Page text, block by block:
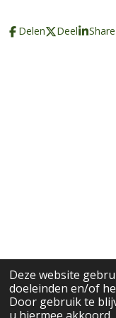
Deze website
doeleinden en/of
Door gebruik te
Delen Deel Share
© 2018 - 2022
Espoir